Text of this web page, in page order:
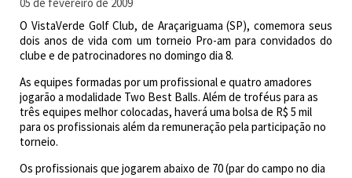
O VistaVerde Golf Club, de Araçariguama (SP), comemora seus
dois anos de vida com um torneio Pro-am para convidados do
clube e de patrocinadores no domingo dia 8.
As equipes formadas por um profissional e quatro amadores
jogarão a modalidade Two Best Balls. Além de troféus para as
três equipes melhor colocadas, haverá uma bolsa de R$ 5 mil
para os profissionais além da remuneração pela participação no
torneio.
Os profissionais que jogarem abaixo de 70 (par do campo no dia